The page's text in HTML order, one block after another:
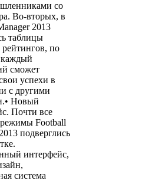
со
Во-вторых, в
2013
таблицы
по
сможет
успехи в
с другими
Новый
Почти все
Football
подверглись
интерфейс,
система